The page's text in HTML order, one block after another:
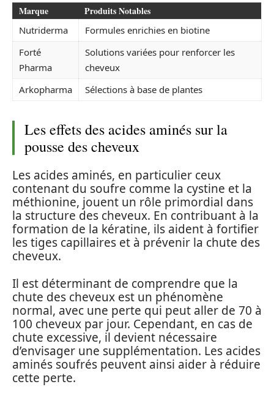
Marque Produits Notables
Nutriderma
Formules enrichies en biotine
Forté
Pharma
Solutions variées pour renforcer les
cheveux
Arkopharma
Sélections à base de plantes
Les effets des acides aminés sur la
pousse des cheveux
Les acides aminés, en particulier ceux
contenant du soufre comme la cystine et la
méthionine, jouent un rôle primordial dans
la structure des cheveux. En contribuant à la
formation de la kératine, ils aident à fortifier
les tiges capillaires et à prévenir la chute des
cheveux.
Il est déterminant de comprendre que la
chute des cheveux est un phénomène
normal, avec une perte qui peut aller de 70 à
100 cheveux par jour. Cependant, en cas de
chute excessive, il devient nécessaire
d’envisager une supplémentation. Les acides
aminés soufrés peuvent ainsi aider à réduire
cette perte.